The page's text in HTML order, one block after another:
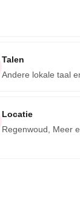
Talen
Andere lokale taal
Locatie
Regenwoud, Meer